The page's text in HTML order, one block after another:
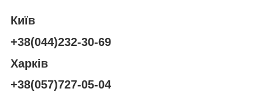
Київ
+38(044)232-30-69
Харків
+38(057)727-05-04